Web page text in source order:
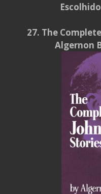
27. The
Algernon